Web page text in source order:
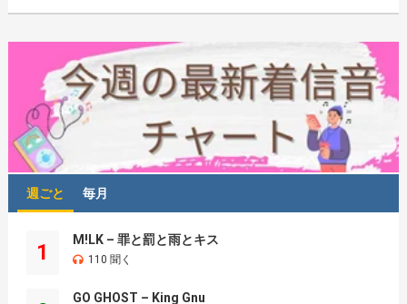
週ごと 毎月
1
M!LK – 罪と罰と雨とキス
110 聞く
GO GHOST – King Gnu